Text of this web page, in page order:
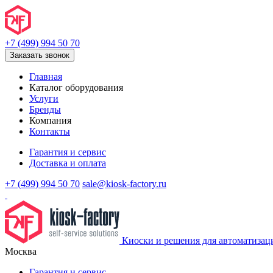
+7 (499) 994 50 70
Заказать звонок
Главная
Каталог оборудования
Услуги
Бренды
Компания
Контакты
Гарантия и сервис
Доставка и оплата
+7 (499) 994 50 70 sale@kiosk-factory.ru
Киоски и решения для
Москва